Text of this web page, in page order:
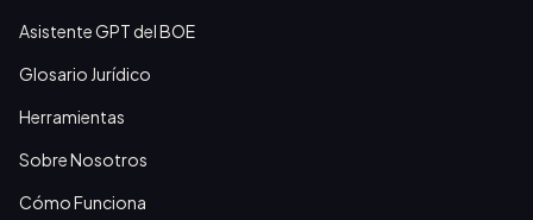
Asistente GPT del BOE
Glosario Jurídico
Herramientas
Sobre Nosotros
Cómo Funciona